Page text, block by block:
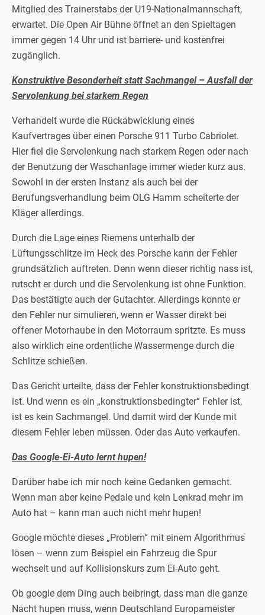
Mitglied des Trainerstabs der U19-Nationalmannschaft,
erwartet. Die Open Air Bühne öffnet an den Spieltagen
immer gegen 14 Uhr und ist barriere- und kostenfrei
zugänglich.
Konstruktive Besonderheit statt Sachmangel – Ausfall der
Servolenkung bei starkem Regen
Verhandelt wurde die Rückabwicklung eines
Kaufvertrages über einen Porsche 911 Turbo Cabriolet.
Hier fiel die Servolenkung nach starkem Regen oder nach
der Benutzung der Waschanlage immer wieder kurz aus.
Sowohl in der ersten Instanz als auch bei der
Berufungsverhandlung beim OLG Hamm scheiterte der
Kläger allerdings.
Durch die Lage eines Riemens unterhalb der
Lüftungsschlitze im Heck des Porsche kann der Fehler
grundsätzlich auftreten. Denn wenn dieser richtig nass ist,
rutscht er durch und die Servolenkung ist ohne Funktion.
Das bestätigte auch der Gutachter. Allerdings konnte er
den Fehler nur simulieren, wenn er Wasser direkt bei
offener Motorhaube in den Motorraum spritzte. Es muss
also wirklich eine ordentliche Wassermenge durch die
Schlitze schießen.
Das Gericht urteilte, dass der Fehler konstruktionsbedingt
ist. Und wenn es ein „konstruktionsbedingter“ Fehler ist,
ist es kein Sachmangel. Und damit wird der Kunde mit
diesem Fehler leben müssen. Oder das Auto verkaufen.
Das Google-Ei-Auto lernt hupen!
Darüber habe ich mir noch keine Gedanken gemacht.
Wenn man aber keine Pedale und kein Lenkrad mehr im
Auto hat – kann man auch nicht mehr hupen!
Google möchte dieses „Problem“ mit einem Algorithmus
lösen – wenn zum Beispiel ein Fahrzeug die Spur
wechselt und auf Kollisionskurs zum Ei-Auto geht.
Ob google dem Ding auch beibringt, dass man die ganze
Nacht hupen muss, wenn Deutschland Europameister